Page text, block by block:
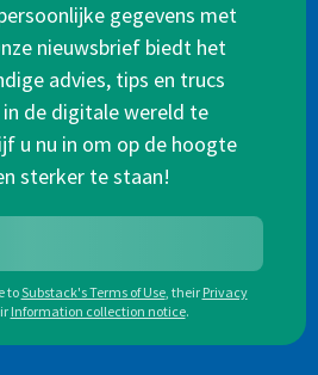
gegevens met
nieuwsbrief biedt het
advies, tips en trucs
de digitale wereld te
u nu in om op de hoogte
sterker te staan!
toSubstack's Terms of Use, their Privacy
Information collection notice.